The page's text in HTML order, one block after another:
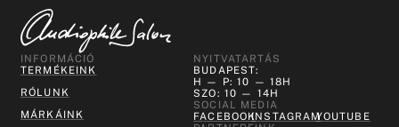
INFORMÁCIÓ
TERMÉKEINK
RÓLUNK
MÁRKÁINK
NYITVATARTÁS
BUDAPEST:
H — P: 10 — 18H
SZO: 10 — 14H
SOCIAL MEDIA
FACEBOOKINSTAGRAMYOUTUBE